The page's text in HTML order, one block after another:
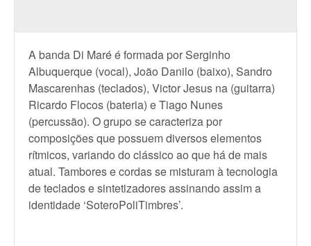
A banda Di Maré é formada por Serginho
Albuquerque (vocal), João Danilo (baixo), Sandro
Mascarenhas (teclados), Victor Jesus na (guitarra)
Ricardo Flocos (bateria) e Tiago Nunes
(percussão). O grupo se caracteriza por
composições que possuem diversos elementos
rítmicos, variando do clássico ao que há de mais
atual. Tambores e cordas se misturam à tecnologia
de teclados e sintetizadores assinando assim a
identidade ‘SoteroPoliTimbres’.